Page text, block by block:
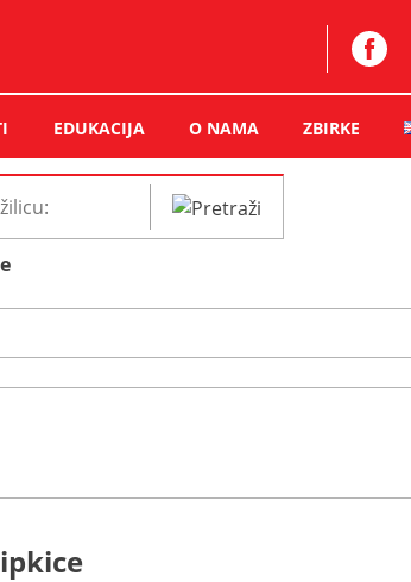
EDUKACIJA O NAMA ZBIRKE